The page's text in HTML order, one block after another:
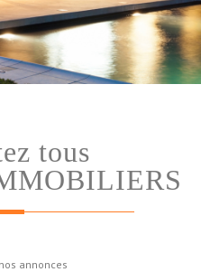
tous
annonces